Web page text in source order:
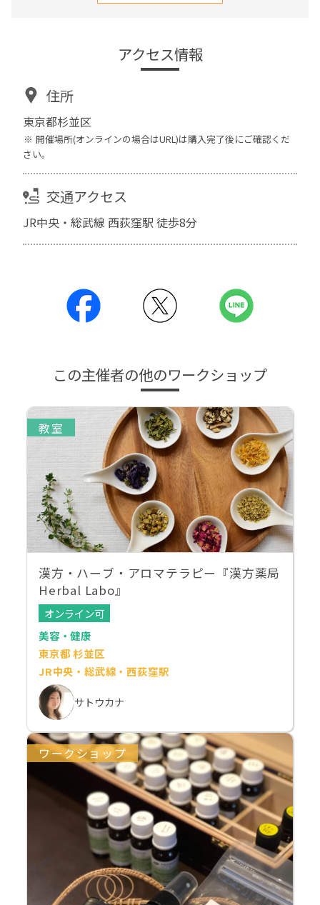
アクセス情報
住所
東京都杉並区
開催場所(オンラインの場合はURL)は購入完了後にご確認くだ
さい。
交通アクセス
JR中央・総武線 西荻窪駅 徒歩8分
この主催者の他のワークショップ
教室
漢方・ハーブ・アロマテラピー『漢方薬局
Herbal Labo』
オンライン可
美容・健康
東京都 杉並区
JR中央・総武線・西荻窪駅
サトウカナ
ワークショップ